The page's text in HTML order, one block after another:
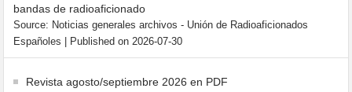
bandas de radioaficionado
Source: Noticias generales archivos - Unión de Radioaficionados
Españoles
Published on 2026-07-30
Revista agosto/septiembre 2026 en PDF